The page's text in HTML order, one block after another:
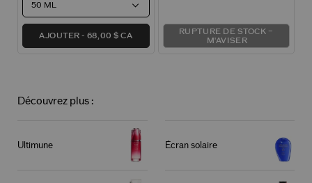
AJOUTER 68,00 $ CA
RUPTURE DE STOCK –
M'AVISER
Découvrez plus :
Ultimune Écran solaire